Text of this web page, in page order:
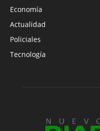
Economía
Actualidad
Policiales
Tecnología